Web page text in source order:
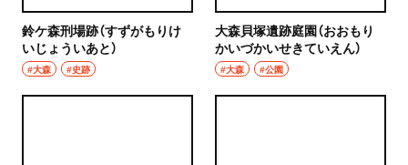
所沢・狭山・入間・飯能
飯能
居酒屋
バー
日本酒
鈴ケ森刑場跡（すずがもりけ
いじょういあと）
#大森 #史跡
大森貝塚遺跡庭園（おおもり
かいづかいせきていえん）
#大森 #公園